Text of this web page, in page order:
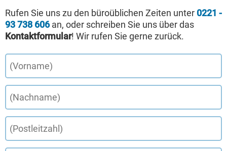
Rufen Sie uns zu den büroüblichen Zeiten unter 0221 -
93 738 606an, oder schreiben Sie uns über das
Kontaktformular! Wir rufen Sie gerne zurück.